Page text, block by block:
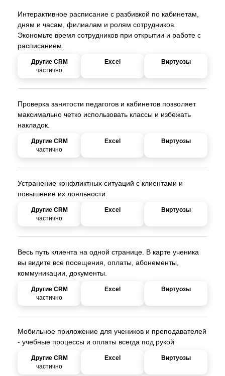
Интерактивное расписание с разбивкой по кабинетам,
дням и часам, филиалам и ролям сотрудников.
Экономьте время сотрудников при открытии и работе с
расписанием.
частично
Проверка занятости педагогов и кабинетов позволяет
максимально четко использовать классы и избежать
накладок.
частично
Устранение конфликтных ситуаций с клиентами и
повышение их лояльности.
частично
Весь путь клиента на одной странице. В карте ученика
вы видите все посещения, оплаты, абонементы,
коммуникации, документы.
частично
Мобильное приложение для учеников и преподавателей
- учебные процессы и оплаты всегда под рукой
частично